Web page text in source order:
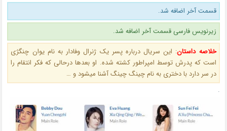
قسمت آخر اضافه شد.
زیرنویس فارسی قسمت آخر اضافه شد.
خلاصه داستان: این سریال درباره پسر یک ژنرال وفادار به نام یوان چنگژی
است که پدرش توسط امپراطور کشته شده. او بعدها درحالی که فکر انتقام را
در سر دارد با دختری به نام چینگ چینگ آشنا میشود و …
.